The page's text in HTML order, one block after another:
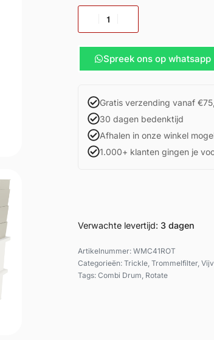
Spreek ons op whatsapp
Gratis verzending vanaf
30 dagen bedenktijd
Afhalen in onze winkel
1.000+ klanten gingen je
Verwachte levertijd: 3 dagen
WMC41ROT
Categorieën: Trickle Trommelfilter
Tags: Combi Drum Rotate